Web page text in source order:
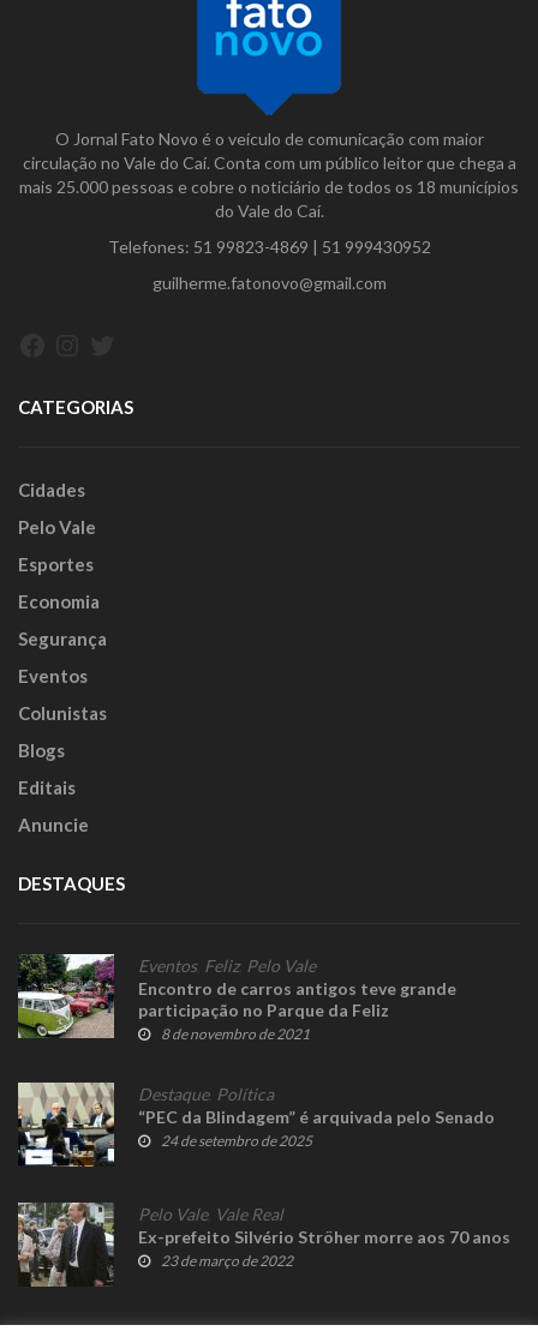
O Jornal Fato Novo é o veículo de comunicação com maior
circulação no Vale do Caí. Conta com um público leitor que chega a
mais 25.000 pessoas e cobre o noticiário de todos os 18 municípios
do Vale do Caí.
Telefones: 51 99823-4869 | 51 999430952
guilherme.fatonovo@gmail.com
CATEGORIAS
Cidades
Pelo Vale
Esportes
Economia
Segurança
Eventos
Colunistas
Blogs
Editais
Anuncie
DESTAQUES
Eventos, Feliz, Pelo Vale
Encontro de carros antigos teve grande
participação no Parque da Feliz
8 de novembro de 2021
Destaque, Política
“PEC da Blindagem” é arquivada pelo Senado
24 de setembro de 2025
Pelo Vale, Vale Real
Ex-prefeito Silvério Ströher morre aos 70 anos
23 de março de 2022